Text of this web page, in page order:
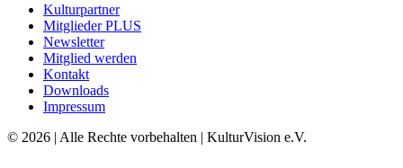
Kulturpartner
Mitglieder PLUS
Newsletter
Mitglied werden
Kontakt
Downloads
Impressum
© 2026 | Alle Rechte vorbehalten | KulturVision e.V.